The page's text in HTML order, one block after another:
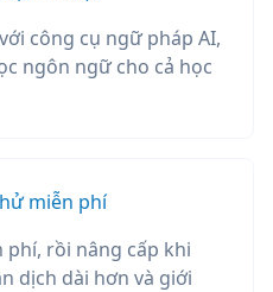
công cụ ngữ pháp AI,
ngôn ngữ cho cả học
miễn phí
phí, rồi nâng cấp khi
dịch dài hơn và giới